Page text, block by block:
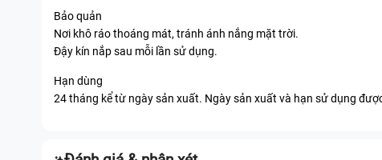
Bảo quản
Nơi khô ráo thoáng mát, tránh ánh nắng mặt trời.
Đậy kín nắp sau mỗi lần sử dụng.
Hạn dùng
24 tháng kể từ ngày sản xuất. Ngày sản xuất và hạn sử dụng